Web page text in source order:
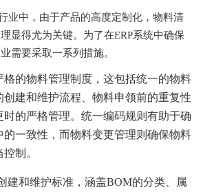
业中，由于产品的高度定制化，物料清
显得尤为关键。为了在ERP系统中确保
需要采取一系列措施。
格的物料管理制度，这包括统一的物料
建和维护流程、物料申领前的重复性
的严格管理。统一编码规则有助于确
的一致性，而物料变更管理则确保物料
制。
建和维护标准，涵盖BOM的分类、属